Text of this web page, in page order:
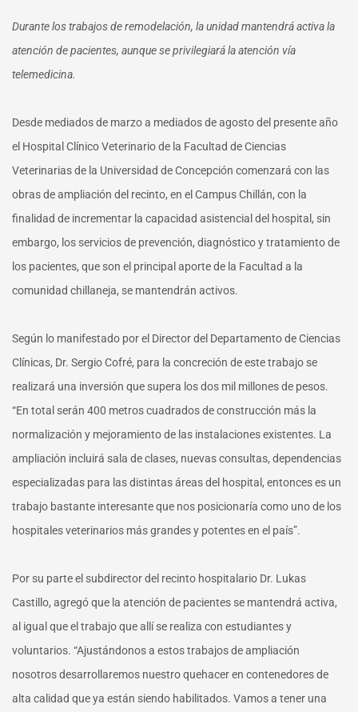
Durante los trabajos de remodelación, la unidad mantendrá activa la
atención de pacientes, aunque se privilegiará la atención vía
telemedicina.
Desde mediados de marzo a mediados de agosto del presente año
el Hospital Clínico Veterinario de la Facultad de Ciencias
Veterinarias de la Universidad de Concepción comenzará con las
obras de ampliación del recinto, en el Campus Chillán, con la
finalidad de incrementar la capacidad asistencial del hospital, sin
embargo, los servicios de prevención, diagnóstico y tratamiento de
los pacientes, que son el principal aporte de la Facultad a la
comunidad chillaneja, se mantendrán activos.
Según lo manifestado por el Director del Departamento de Ciencias
Clínicas, Dr. Sergio Cofré, para la concreción de este trabajo se
realizará una inversión que supera los dos mil millones de pesos.
“En total serán 400 metros cuadrados de construcción más la
normalización y mejoramiento de las instalaciones existentes. La
ampliación incluirá sala de clases, nuevas consultas, dependencias
especializadas para las distintas áreas del hospital, entonces es un
trabajo bastante interesante que nos posicionaría como uno de los
hospitales veterinarios más grandes y potentes en el país”.
Por su parte el subdirector del recinto hospitalario Dr. Lukas
Castillo, agregó que la atención de pacientes se mantendrá activa,
al igual que el trabajo que allí se realiza con estudiantes y
voluntarios. “Ajustándonos a estos trabajos de ampliación
nosotros desarrollaremos nuestro quehacer en contenedores de
alta calidad que ya están siendo habilitados. Vamos a tener una